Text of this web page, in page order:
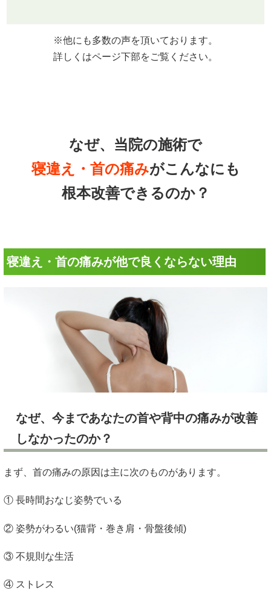
※他にも多数の声を頂いております。
詳しくはページ下部をご覧ください。
なぜ、当院の施術で
寝違え・首の痛みがこんなにも
根本改善できるのか？
寝違え・首の痛みが他で良くならない理由
なぜ、今まであなたの首や背中の痛みが改善
しなかったのか？
まず、首の痛みの原因は主に次のものがあります。
① 長時間おなじ姿勢でいる
② 姿勢がわるい(猫背・巻き肩・骨盤後傾)
③ 不規則な生活
④ ストレス